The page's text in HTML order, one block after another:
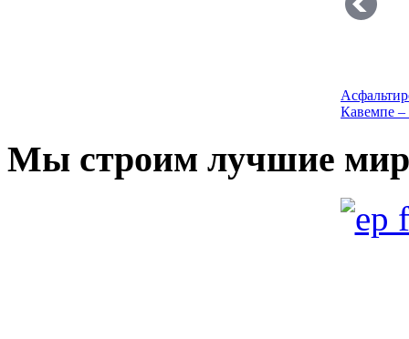
Кавемпе –
Мы строим лучшие